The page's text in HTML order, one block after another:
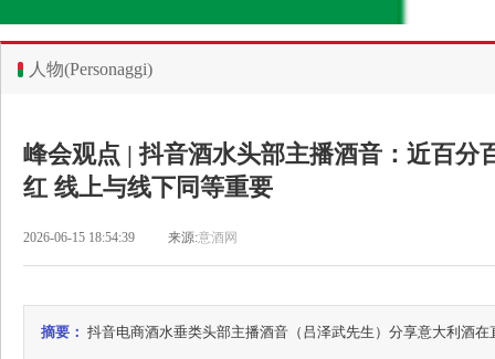
人物(Personaggi)
峰会观点 | 抖音酒水头部主播酒音：近百分
红 线上与线下同等重要
2026-06-15 18:54:39 来源:意酒网
摘要： 抖音电商酒水垂类头部主播酒音（吕泽武先生）分享意大利酒